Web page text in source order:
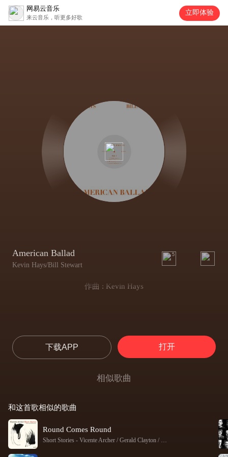
网易云音乐
来云音乐，听更多好歌
立即体验
American Ballad
Kevin Hays/Bill Stewart
5
作曲 : Kevin Hays
下载APP 打开
相似歌曲
和这首歌相似的歌曲
Round Comes Round
Short Stories - Vicente Archer / Gerald Clayton / Bill Stewart